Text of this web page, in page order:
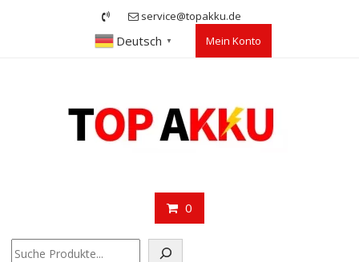
service@topakku.de
Deutsch ▼ Mein Konto
0